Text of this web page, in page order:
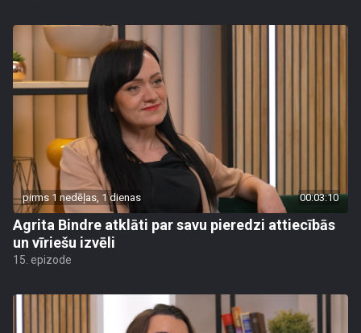
pirms 1 nedēļas, 1 dienas 00:03:10
Agrita Bindre atklāti par savu pieredzi attiecībās
un vīriešu izvēli
15. epizode